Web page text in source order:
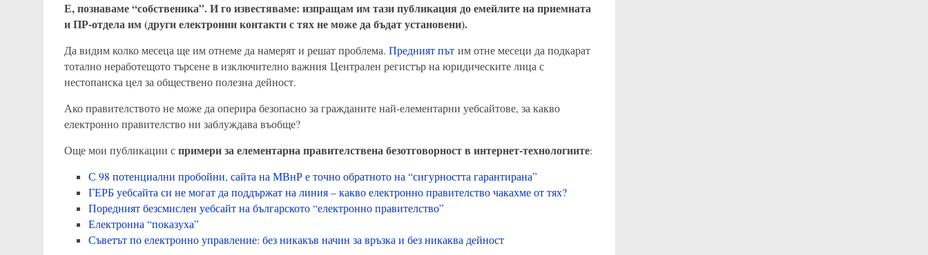
Е, познаваме “собственика”. И го известяваме: изпращам им тази публикация до емейлите на приемната
и ПР-отдела им (други електронни контакти с тях не може да бъдат установени).
Да видим колко месеца ще им отнеме да намерят и решат проблема. Предният път им отне месеци да подкарат
тотално неработещото търсене в изключително важния Централен регистър на юридическите лица с
нестопанска цел за обществено полезна дейност.
Ако правителството не може да оперира безопасно за гражданите най-елементарни уебсайтове, за какво
електронно правителство ни заблуждава въобще?
Още мои публикации с примери за елементарна правителствена безотговорност в интернет-технологиите:
С 98 потенциални пробойни, сайта на МВнР е точно обратното на “сигурността гарантирана”
ГЕРБ уебсайта си не могат да поддържат на линия – какво електронно правителство чакахме от тях?
Поредният безсмислен уебсайт на българското “електронно правителство”
Електронна “показуха”
Съветът по електронно управление: без никакъв начин за връзка и без никаква дейност